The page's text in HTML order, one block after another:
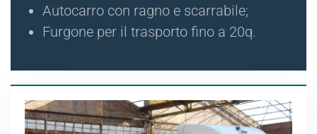
Autocarro con ragno e scarrabile;
Furgone per il trasporto fino a 20q.